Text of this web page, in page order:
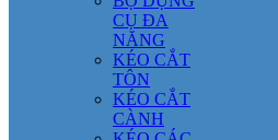
CỤ ĐA
NĂNG
KÉO CẮT
TÔN
KÉO CẮT
CÀNH